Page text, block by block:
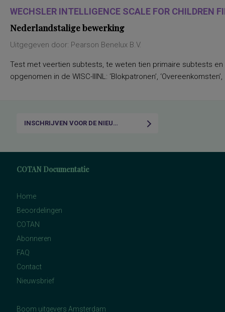
WECHSLER INTELLIGENCE SCALE FOR CHILDREN
Nederlandstalige bewerking
Uitgegeven door: Pearson Benelux B.V.
Test met veertien subtests, te weten tien primaire subtests
opgenomen in de WISC-IIINL: ‘Blokpatronen’,
INSCHRIJVEN VOOR DE NIEUWSBRIEF
COTAN Documentatie
Home
Beoordelingen
COTAN
Abonneren
FAQ
Contact
Nieuwsbrief
Boom uitgevers Amsterdam